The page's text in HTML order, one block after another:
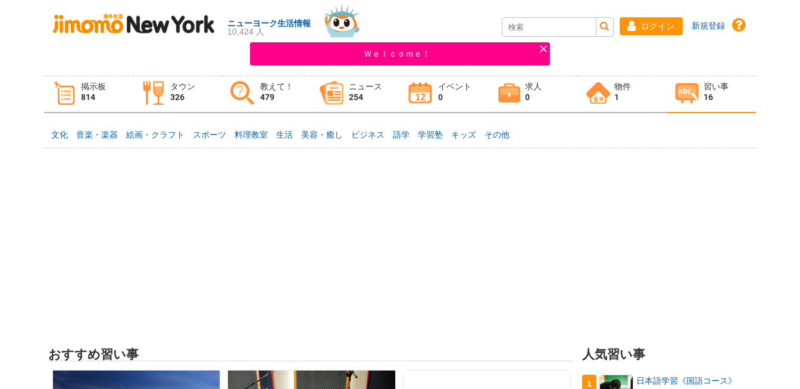
ニューヨーク生活情報
10,424 人
ログイン 新規登録
Ｗｅｌｃｏｍｅ！
掲示板
814
タウン
326
教えて！
479
ニュース
254
イベント
0
求人
0
物件
1
習い事
16
タウン情報
文化 音楽・楽器 絵画・クラフト スポーツ 料理教室 生活 美容・癒し ビジネス 語学 学習塾 キッズ その他
おすすめ習い事 人気習い事
1
日本語学習《国語コース》